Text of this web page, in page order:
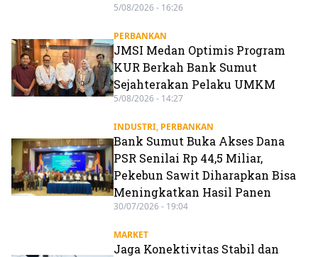
5/08/2026 - 16:26
PERBANKAN
JMSI Medan Optimis Program
KUR Berkah Bank Sumut
Sejahterakan Pelaku UMKM
5/08/2026 - 14:27
INDUSTRI, PERBANKAN
Bank Sumut Buka Akses Dana
PSR Senilai Rp 44,5 Miliar,
Pekebun Sawit Diharapkan Bisa
Meningkatkan Hasil Panen
30/07/2026 - 19:04
MARKET
Jaga Konektivitas Stabil dan